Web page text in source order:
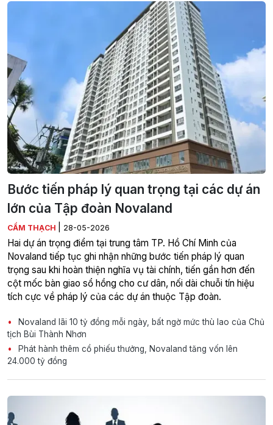
Bước tiến pháp lý quan trọng tại các dự án
lớn của Tập đoàn Novaland
CẨM THẠCH 28-05-2026
Hai dự án trọng điểm tại trung tâm TP. Hồ Chí Minh của
Novaland tiếp tục ghi nhận những bước tiến pháp lý quan
trọng sau khi hoàn thiện nghĩa vụ tài chính, tiến gần hơn đến
cột mốc bàn giao sổ hồng cho cư dân, nối dài chuỗi tín hiệu
tích cực về pháp lý của các dự án thuộc Tập đoàn.
Novaland lãi 10 tỷ đồng mỗi ngày, bất ngờ mức thù lao của Chủ
tịch Bùi Thành Nhơn
Phát hành thêm cổ phiếu thưởng, Novaland tăng vốn lên
24.000 tỷ đồng